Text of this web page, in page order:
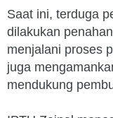
Saat ini, terduga
dilakukan
menjalani proses
juga
mendukung